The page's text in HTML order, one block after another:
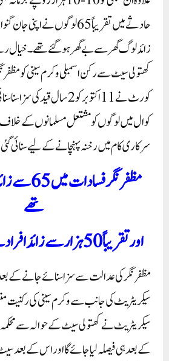
زائد لوگ گھر سے بے گھر ہوگئے تھے۔ خیال
کھتولی سیٹ سے رکن اسمبلی وکرم سینی کو
کورٹ نے 11 اکتوبر کو 2 سال
کوال میں لوگوں کو مشتعل مسلمانوں کے
سرکاری کام میں رخنہ پہنچانے کے لیے سنائی
مظفرنگر
تھے
اور تقریباً 50ہزارسے زائد افراد بے گھر ہوگئے تھے
مظفر نگر کی عدالت سے سزا سنائے جانے کے
سیکریٹریٹ کی جانب سے وکرم سینی کی رکنیت
سیکریٹریٹ نے کھتولی سیٹ کے حوالہ سے
کے بعد ہی فیصلہ لیا جائے گا اور اس کے بعد